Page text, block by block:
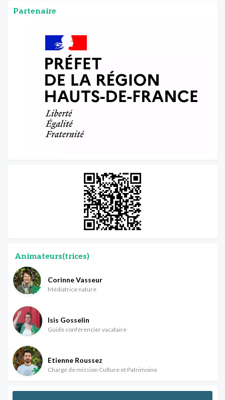
Partenaire
Animateurs(trices)
Corinne Vasseur
Médiatrice nature
Isis Gosselin
Guide conférencier vacataire
Etienne Roussez
Chargé de mission Culture et Patrimoine